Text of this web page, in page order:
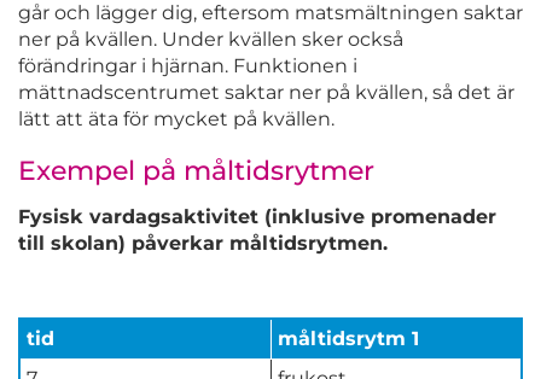
går och lägger dig, eftersom matsmältningen saktar
ner på kvällen. Under kvällen sker också
förändringar i hjärnan. Funktionen i
mättnadscentrumet saktar ner på kvällen, så det är
lätt att äta för mycket på kvällen.
Exempel på måltidsrytmer
Fysisk vardagsaktivitet (inklusive promenader
till skolan) påverkar måltidsrytmen.
tid
måltidsrytm 1